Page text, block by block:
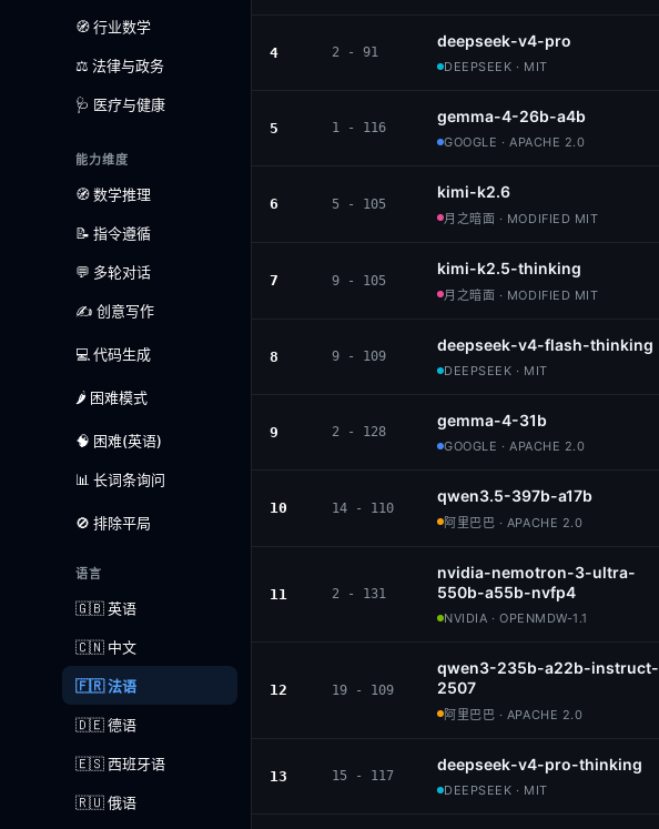
🧭 行业数学
⚖️ 法律与政务
🩺 医疗与健康
能力维度
🧭 数学推理
📝 指令遵循
💬 多轮对话
✍️ 创意写作
💻 代码生成
🌶️ 困难模式
🧠 困难(英语)
📊 长词条询问
🚫 排除平局
语言
🇬🇧 英语
🇨🇳 中文
🇫🇷 法语
🇩🇪 德语
🇪🇸 西班牙语
🇷🇺 俄语
4 2 - 91
deepseek-v4-pro
DEEPSEEK · MIT
5 1 - 116
gemma-4-26b-a4b
GOOGLE · APACHE 2.0
6 5 - 105
kimi-k2.6
月之暗面 · MODIFIED MIT
7 9 - 105
kimi-k2.5-thinking
月之暗面 · MODIFIED MIT
8 9 - 109
deepseek-v4-flash-thinking
DEEPSEEK · MIT
9 2 - 128
gemma-4-31b
GOOGLE · APACHE 2.0
10 14 - 110
qwen3.5-397b-a17b
阿里巴巴 · APACHE 2.0
11 2 - 131
nvidia-nemotron-3-ultra-
550b-a55b-nvfp4
NVIDIA · OPENMDW-1.1
12 19 - 109
qwen3-235b-a22b-instruct-
2507
阿里巴巴 · APACHE 2.0
13 15 - 117
deepseek-v4-pro-thinking
DEEPSEEK · MIT